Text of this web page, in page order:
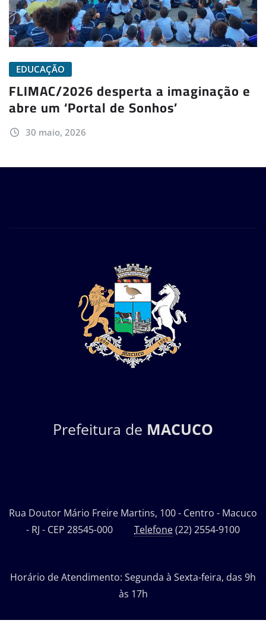
EDUCAÇÃO
FLIMAC/2026 desperta a imaginação e
abre um ‘Portal de Sonhos’
30 maio, 2026
Prefeitura de MACUCO
Rua Doutor Mário Freire Martins, 100 - Centro - Macuco
- RJ - CEP 28545-000 Telefone(22) 2554-9100
Horário de Atendimento: Segunda à Sexta-feira, das 9h
às 17h